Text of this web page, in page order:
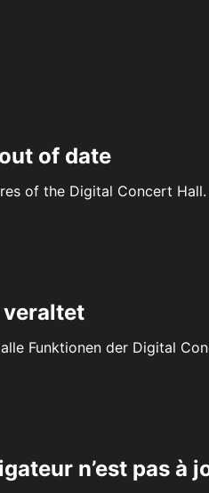
of date
of the Digital Concert Hall.
veraltet
Funktionen der Digital
n’est pas à